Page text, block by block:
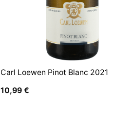
Carl Loewen Pinot Blanc 2021
10,99€